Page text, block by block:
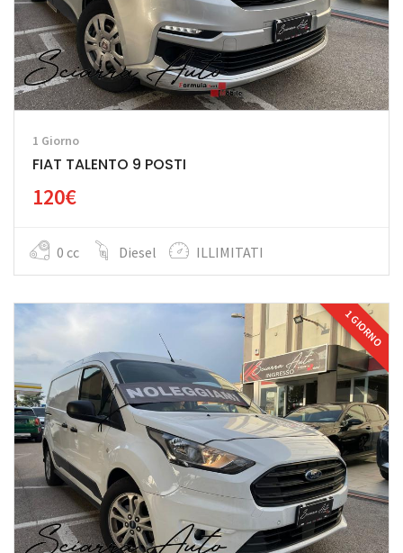
1 Giorno
FIAT TALENTO 9 POSTI
120€
0 cc Diesel ILLIMITATI
1 GIORNO